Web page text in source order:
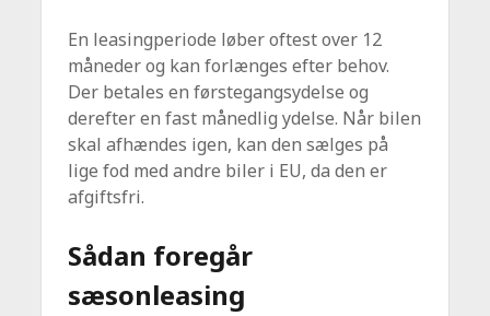
En leasingperiode løber oftest over 12
måneder og kan forlænges efter behov.
Der betales en førstegangsydelse og
derefter en fast månedlig ydelse. Når bilen
skal afhændes igen, kan den sælges på
lige fod med andre biler i EU, da den er
afgiftsfri.
Sådan foregår
sæsonleasing